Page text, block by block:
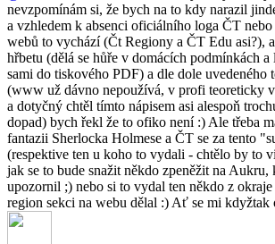
nevzpomínám si, že bych na to kdy narazil
a vzhledem k absenci oficiálního loga ČT
webů to vychází (Čt Regiony a ČT Edu asi?),
hřbetu (dělá se hůře v domácích podmínkách
sami do tiskového PDF) a dle dole uvedeného
(www už dávno nepoužívá, v profi teoreticky
a dotyčný chtěl tímto nápisem asi alespoň
dopad) bych řekl že to ofiko není :) Ale třeba
fantazii Sherlocka Holmese a ČT se za tento
(respektive ten u koho to vydali - chtělo by to
jak se to bude snažit někdo zpeněžit na
upozornil ;) nebo si to vydal ten někdo z
region sekci na webu dělal :) Ať se mi kdyžtak